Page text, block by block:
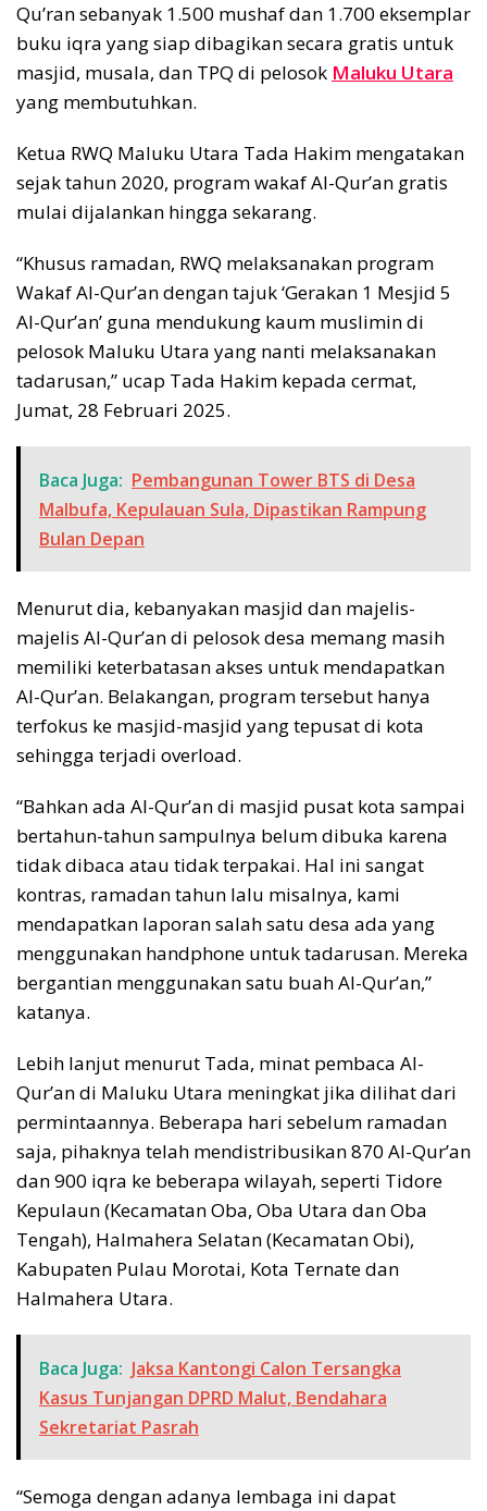
Qu’ran sebanyak 1.500 mushaf dan 1.700 eksemplar
buku iqra yang siap dibagikan secara gratis untuk
masjid, musala, dan TPQ di pelosok Maluku Utara
yang membutuhkan.
Ketua RWQ Maluku Utara Tada Hakim mengatakan
sejak tahun 2020, program wakaf Al-Qur’an gratis
mulai dijalankan hingga sekarang.
“Khusus ramadan, RWQ melaksanakan program
Wakaf Al-Qur’an dengan tajuk ‘Gerakan 1 Mesjid 5
Al-Qur’an’ guna mendukung kaum muslimin di
pelosok Maluku Utara yang nanti melaksanakan
tadarusan,” ucap Tada Hakim kepada cermat,
Jumat, 28 Februari 2025.
Baca Juga: Pembangunan Tower BTS di Desa
Malbufa, Kepulauan Sula, Dipastikan Rampung
Bulan Depan
Menurut dia, kebanyakan masjid dan majelis-
majelis Al-Qur’an di pelosok desa memang masih
memiliki keterbatasan akses untuk mendapatkan
Al-Qur’an. Belakangan, program tersebut hanya
terfokus ke masjid-masjid yang tepusat di kota
sehingga terjadi overload.
“Bahkan ada Al-Qur’an di masjid pusat kota sampai
bertahun-tahun sampulnya belum dibuka karena
tidak dibaca atau tidak terpakai. Hal ini sangat
kontras, ramadan tahun lalu misalnya, kami
mendapatkan laporan salah satu desa ada yang
menggunakan handphone untuk tadarusan. Mereka
bergantian menggunakan satu buah Al-Qur’an,”
katanya.
Lebih lanjut menurut Tada, minat pembaca Al-
Qur’an di Maluku Utara meningkat jika dilihat dari
permintaannya. Beberapa hari sebelum ramadan
saja, pihaknya telah mendistribusikan 870 Al-Qur’an
dan 900 iqra ke beberapa wilayah, seperti Tidore
Kepulaun (Kecamatan Oba, Oba Utara dan Oba
Tengah), Halmahera Selatan (Kecamatan Obi),
Kabupaten Pulau Morotai, Kota Ternate dan
Halmahera Utara.
Baca Juga: Jaksa Kantongi Calon Tersangka
Kasus Tunjangan DPRD Malut, Bendahara
Sekretariat Pasrah
“Semoga dengan adanya lembaga ini dapat